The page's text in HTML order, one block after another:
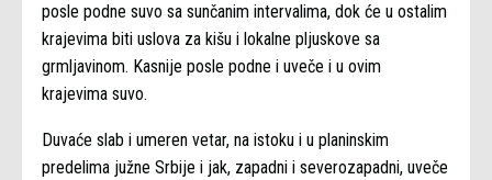
posle podne suvo sa sunčanim intervalima, dok će u ostalim
krajevima biti uslova za kišu i lokalne pljuskove sa
grmljavinom. Kasnije posle podne i uveče i u ovim
krajevima suvo.
Duvaće slab i umeren vetar, na istoku i u planinskim
predelima južne Srbije i jak, zapadni i severozapadni, uveče